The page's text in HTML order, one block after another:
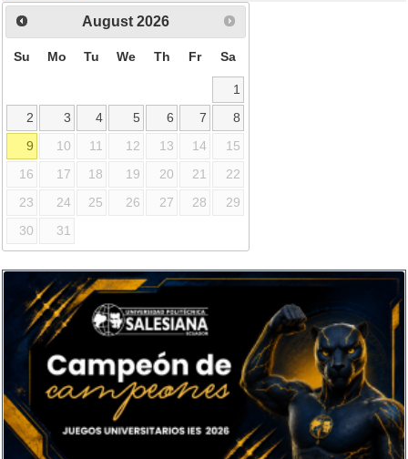
August 2026
Su Mo Tu We Th Fr Sa
1
2
3 4 5 6 7
8
9
10 11 12 13 14
15
16
17 18 19 20 21
22
23
24 25 26 27 28
29
30
31